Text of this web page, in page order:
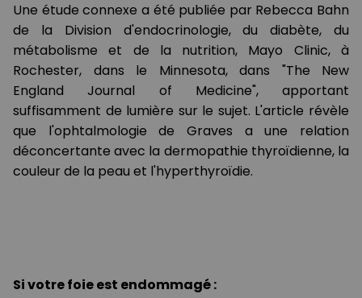
Une étude connexe a été publiée par Rebecca Bahn
de la Division d'endocrinologie, du diabète, du
métabolisme et de la nutrition, Mayo Clinic, à
Rochester, dans le Minnesota, dans "The New
England Journal of Medicine", apportant
suffisamment de lumière sur le sujet. L'article révèle
que l'ophtalmologie de Graves a une relation
déconcertante avec la dermopathie thyroïdienne, la
couleur de la peau et l'hyperthyroïdie.
Si votre foie est endommagé :